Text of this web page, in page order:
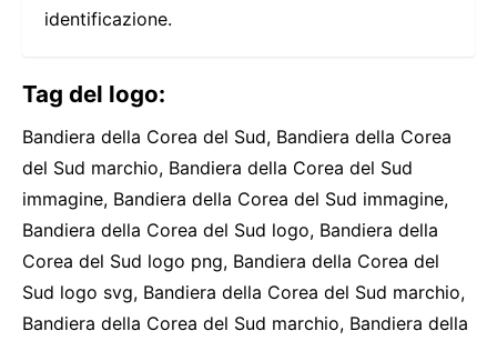
identificazione.
Tag del logo:
Bandiera della Corea del Sud, Bandiera della Corea
del Sud marchio, Bandiera della Corea del Sud
immagine, Bandiera della Corea del Sud immagine,
Bandiera della Corea del Sud logo, Bandiera della
Corea del Sud logo png, Bandiera della Corea del
Sud logo svg, Bandiera della Corea del Sud marchio,
Bandiera della Corea del Sud marchio, Bandiera della